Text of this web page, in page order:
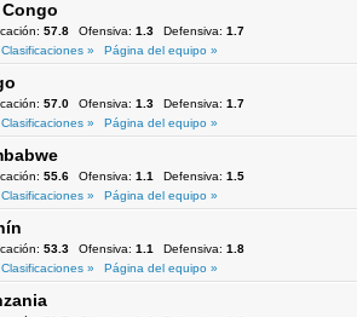
Congo
57.8 Ofensiva: 1.3 Defensiva: 1.7
»
Página del equipo »
57.0 Ofensiva: 1.3 Defensiva: 1.7
»
Página del equipo »
55.6 Ofensiva: 1.1 Defensiva: 1.5
»
Página del equipo »
53.3 Ofensiva: 1.1 Defensiva: 1.8
»
Página del equipo »